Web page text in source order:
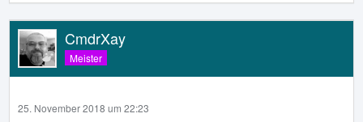
CmdrXay
Meister
25. November 2018 um 22:23